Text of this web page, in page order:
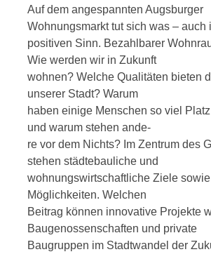
Auf dem angespannten Augsburger
Wohnungsmarkt tut sich was – auch
positiven Sinn. Bezahlbarer
Wie werden wir in Zukunft
wohnen? Welche Qualitäten bieten
unserer Stadt? Warum
haben einige Menschen so viel
und warum stehen ande-
re vor dem Nichts? Im Zentrum des
stehen städtebauliche und
wohnungswirtschaftliche Ziele
Möglichkeiten. Welchen
Beitrag können innovative Projekte
Baugenossenschaften und private
Baugruppen im Stadtwandel der